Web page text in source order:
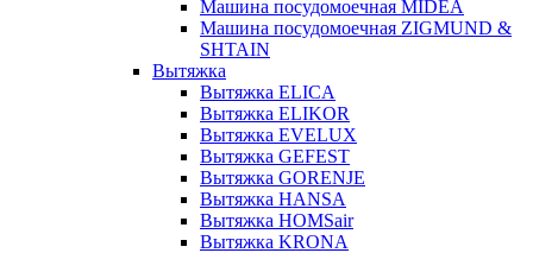
Машина посудомоечная MIDEA
Машина посудомоечная ZIGMUND &
SHTAIN
Вытяжка
Вытяжка ELICA
Вытяжка ELIKOR
Вытяжка EVELUX
Вытяжка GEFEST
Вытяжка GORENJE
Вытяжка HANSA
Вытяжка HOMSair
Вытяжка KRONA